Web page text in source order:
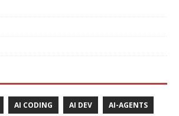
AI CODING AI DEV AI-AGENTS